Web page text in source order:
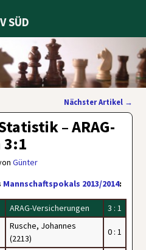
SÜD
Nächster Artikel →
– ARAG-
3:1
Günter
Mannschaftspokals 2013/2014:
ARAG-Versicherungen 3 : 1
Rusche, Johannes
(2213)
0 : 1